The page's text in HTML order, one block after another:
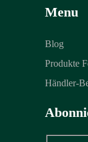
Menu
Blog
Produkte
Händler-